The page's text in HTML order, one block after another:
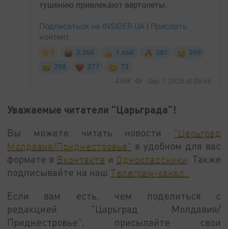
Уважаемые читатели "Царьграда"!
Вы можете читать новости "Царьград
Молдавия/Приднестровье" в удобном для вас
формате в Вконтакте и Одноклассники . Также
подписывайте на наш Телеграм-канал.
Если вам есть, чем поделиться с
редакцией "Царьград Молдавия/
Приднестровье", присылайте свои